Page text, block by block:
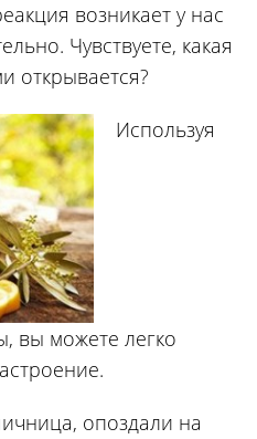
возникает у нас
Чувствуете, какая
открывается?
Используя
вы можете легко
опоздали на